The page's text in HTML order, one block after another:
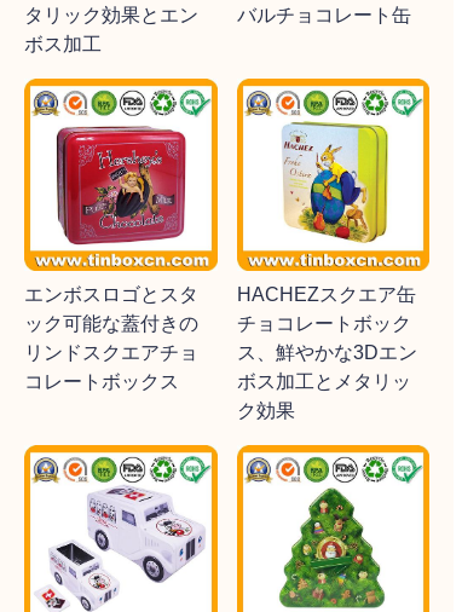
タリック効果とエン
ボス加工
バルチョコレート缶
エンボスロゴとスタ
ック可能な蓋付きの
リンドスクエアチョ
コレートボックス
HACHEZスクエア缶
チョコレートボック
ス、鮮やかな3Dエン
ボス加工とメタリッ
ク効果